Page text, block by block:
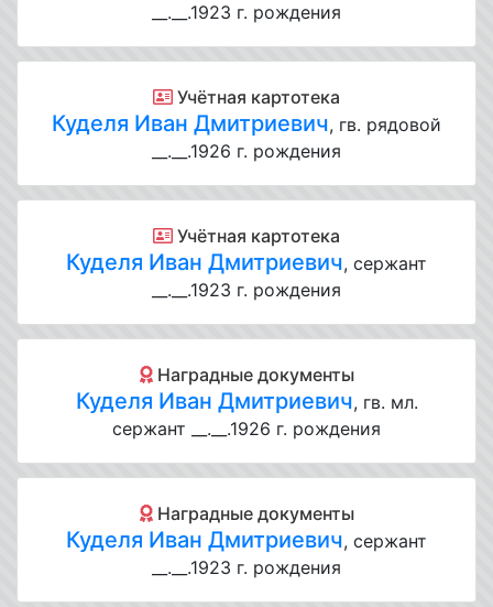
__.__.1923 г. рождения
Учётная картотека
Куделя Иван Дмитриевич, гв. рядовой
__.__.1926 г. рождения
Учётная картотека
Куделя Иван Дмитриевич, сержант
__.__.1923 г. рождения
Наградные документы
Куделя Иван Дмитриевич, гв. мл.
сержант __.__.1926 г. рождения
Наградные документы
Куделя Иван Дмитриевич, сержант
__.__.1923 г. рождения